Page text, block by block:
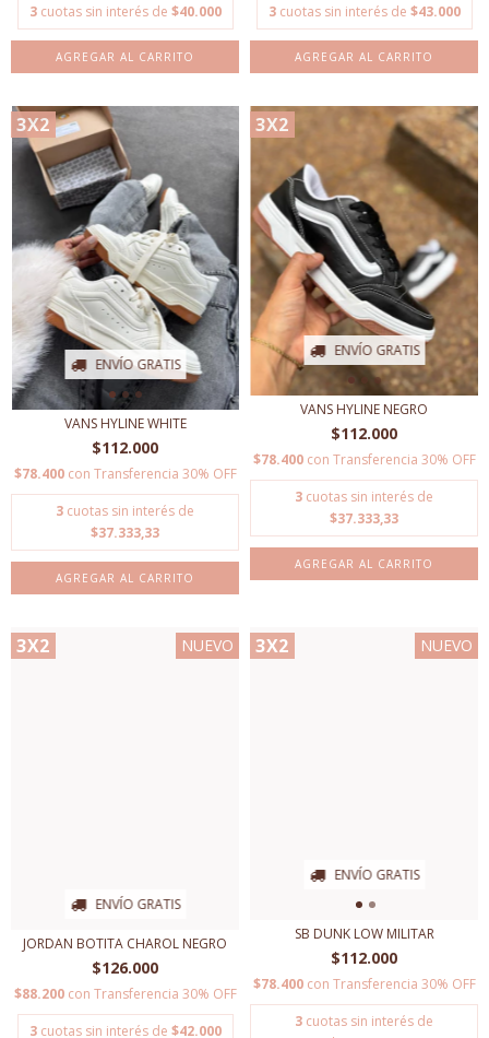
3 cuotas sin interés de $40.000
AGREGAR AL CARRITO
3 cuotas sin interés de $43.000
AGREGAR AL CARRITO
3X2
ENVÍO GRATIS
VANS HYLINE WHITE
$112.000
$78.400 con Transferencia 30% OFF
3 cuotas sin interés de
$37.333,33
AGREGAR AL CARRITO
3X2
ENVÍO GRATIS
VANS HYLINE NEGRO
$112.000
$78.400 con Transferencia 30% OFF
3 cuotas sin interés de
$37.333,33
AGREGAR AL CARRITO
3X2
ENVÍO GRATIS
NUEVO
JORDAN BOTITA CHAROL NEGRO
$126.000
$88.200 con Transferencia 30% OFF
3 cuotas sin interés de $42.000
3X2
ENVÍO GRATIS
NUEVO
SB DUNK LOW MILITAR
$112.000
$78.400 con Transferencia 30% OFF
3 cuotas sin interés de